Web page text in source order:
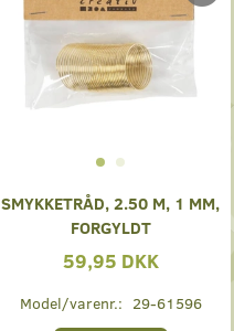
SMYKKETRÅD, 2.50 M, 1 MM,
FORGYLDT
59,95 DKK
Model/varenr.: 29-61596